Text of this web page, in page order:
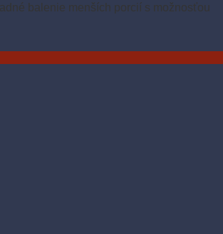
balenie menších porcií s možnosťou